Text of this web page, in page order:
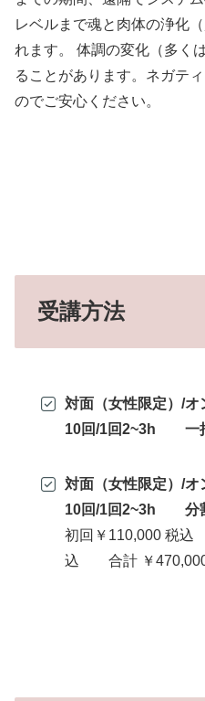
レベルまで魂と肉体の浄化
れます。 体調の変化（多く
ることがあります。ネガテ
のでご安心ください。
受講方法
対面（女性限定）/
10回/1回2~3h 一
対面（女性限定）/
10回/1回2~3h 分
初回￥110,000 税
込 合計 ￥